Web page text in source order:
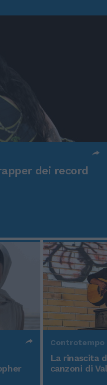
dei record
Controtempo
La rinascita
canzoni di